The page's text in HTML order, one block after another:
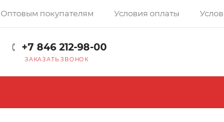
Оптовым покупателям Условия оплаты
+7 846 212-98-00
ЗАКАЗАТЬ ЗВОНОК